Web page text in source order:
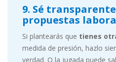
9. Sé
propuestas
Si plantearás que tienes
medida de presión, hazlo
verdad. O la jugada puede